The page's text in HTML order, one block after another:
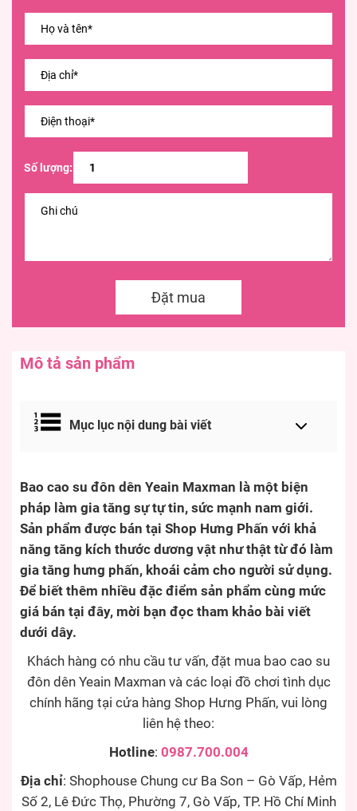
Số lượng:
Đặt mua
Mô tả sản phẩm
Mục lục nội dung bài viết
Bao cao su đôn dên Yeain Maxman là một biện
pháp làm gia tăng sự tự tin, sức mạnh nam giới.
Sản phẩm được bán tại Shop Hưng Phấn với khả
năng tăng kích thước dương vật như thật từ đó làm
gia tăng hưng phấn, khoái cảm cho người sử dụng.
Để biết thêm nhiều đặc điểm sản phẩm cùng mức
giá bán tại đây, mời bạn đọc tham khảo bài viết
dưới dây.
Khách hàng có nhu cầu tư vấn, đặt mua bao cao su
đôn dên Yeain Maxman và các loại đồ chơi tình dục
chính hãng tại cửa hàng Shop Hưng Phấn, vui lòng
liên hệ theo:
Hotline: 0987.700.004
Địa chỉ: Shophouse Chung cư Ba Son – Gò Vấp, Hẻm
Số 2, Lê Đức Thọ, Phường 7, Gò Vấp, TP. Hồ Chí Minh